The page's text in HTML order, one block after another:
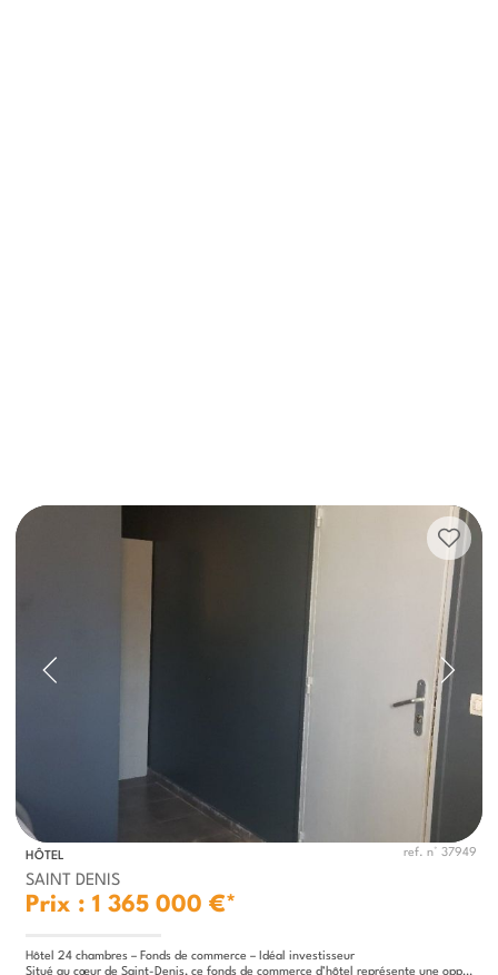
HÔTEL ref. n° 37949
SAINT DENIS
Prix : 1 365 000 €*
Hôtel 24 chambres – Fonds de commerce – Idéal investisseur
Situé au cœur de Saint-Denis, ce fonds de commerce d’hôtel représente une opportunité rare pour investisseur à la...